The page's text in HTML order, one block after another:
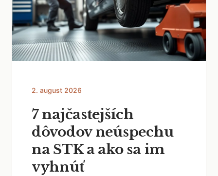
2. august 2026
7 najčastejších
dôvodov neúspechu
na STK a ako sa im
vyhnúť